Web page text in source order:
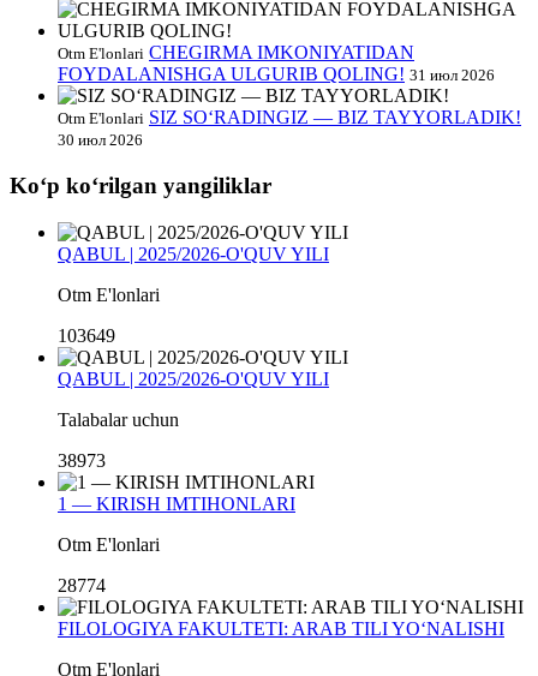
Otm E'lonlari CHEGIRMA IMKONIYATIDAN
FOYDALANISHGA ULGURIB QOLING! 31 июл 2026
Otm E'lonlari SIZ SO‘RADINGIZ — BIZ TAYYORLADIK!
30 июл 2026
Koʻp koʻrilgan yangiliklar
QABUL | 2025/2026-O'QUV YILI
Otm E'lonlari
103649
QABUL | 2025/2026-O'QUV YILI
Talabalar uchun
38973
1 — KIRISH IMTIHONLARI
Otm E'lonlari
28774
FILOLOGIYA FAKULTETI: ARAB TILI YO‘NALISHI
Otm E'lonlari